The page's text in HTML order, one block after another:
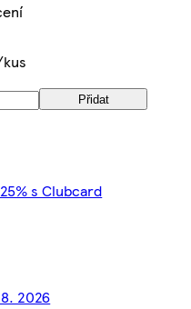
Přidat
s Clubcard
2026